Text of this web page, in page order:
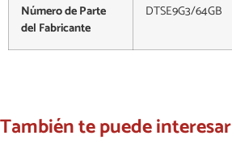
Número de Parte
del Fabricante
DTSE9G3/64GB
También te puede interesar